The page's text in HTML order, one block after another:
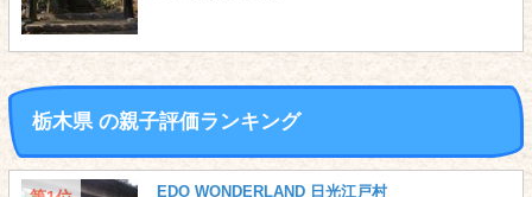
栃木県 の親子評価ランキング
EDO WONDERLAND 日光江戸村